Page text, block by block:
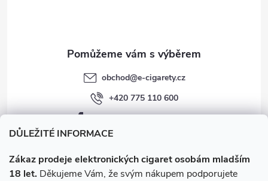
DŮLEŽITÉ INFORMACE
Zákaz prodeje elektronických cigaret osobám mladším
18 let. Děkujeme Vám, že svým nákupem podporujete
obchod@e-cigarety.cz
+420 775 110 600
facebook.com/e-cigarety.cz